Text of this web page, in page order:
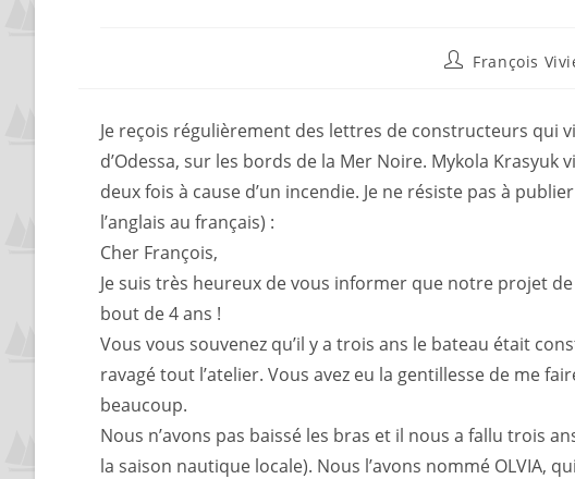
François
Je reçois régulièrement des lettres de constructeurs qui
d’Odessa, sur les bords de la Mer Noire. Mykola Krasyuk
deux fois à cause d’un incendie. Je ne résiste pas à
l’anglais au français) :
Cher François,
Je suis très heureux de vous informer que notre projet
bout de 4 ans !
Vous vous souvenez qu’il y a trois ans le bateau était
ravagé tout l’atelier. Vous avez eu la gentillesse de me
beaucoup.
Nous n’avons pas baissé les bras et il nous a fallu trois
la saison nautique locale). Nous l’avons nommé OLVIA,